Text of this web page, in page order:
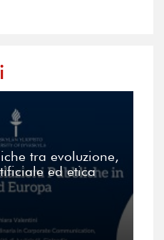
tra evoluzione,
ed etica